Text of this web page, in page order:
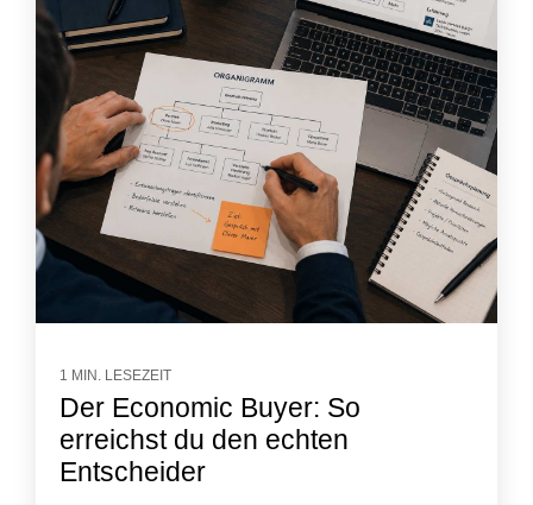
1 MIN. LESEZEIT
Der Economic Buyer: So
erreichst du den echten
Entscheider